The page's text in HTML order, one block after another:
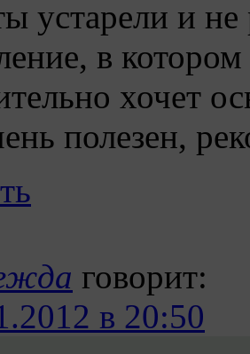
устарели и не
в
хочет
полезен,
говорит:
в 20:50